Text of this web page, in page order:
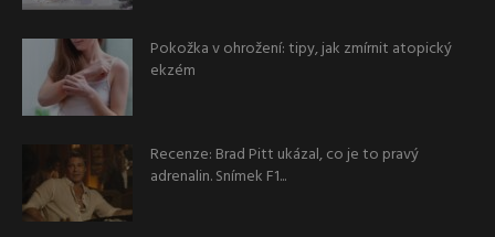
Pokožka v ohrožení: tipy, jak zmírnit atopický
ekzém
Recenze: Brad Pitt ukázal, co je to pravý
adrenalin. Snímek F1...